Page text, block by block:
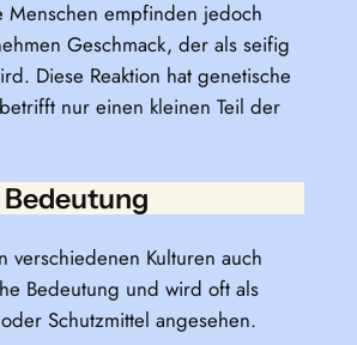
Menschen empfinden jedoch
Geschmack, der als seifig
Diese Reaktion hat genetische
nur einen kleinen Teil der
verschiedenen Kulturen auch
Bedeutung und wird oft als
Schutzmittel angesehen.